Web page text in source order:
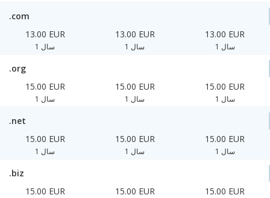
.com
13.00 EUR
1 سال
13.00 EUR
1 سال
13.00 EUR
1 سال
.org
15.00 EUR
1 سال
15.00 EUR
1 سال
15.00 EUR
1 سال
.net
15.00 EUR
1 سال
15.00 EUR
1 سال
15.00 EUR
1 سال
.biz
15.00 EUR
15.00 EUR 15.00 EUR